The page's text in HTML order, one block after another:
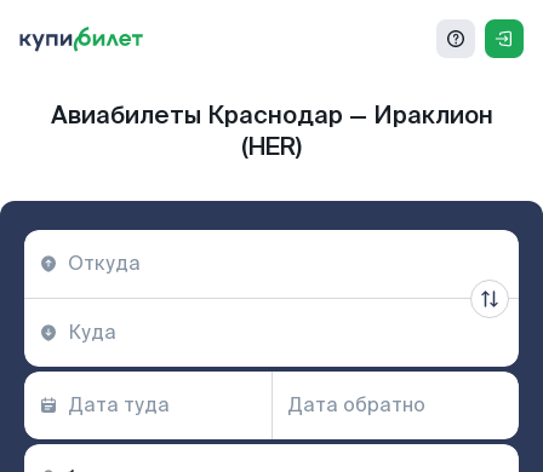
Авиабилеты Краснодар — Ираклион
(HER)